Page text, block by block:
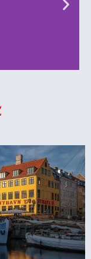
מציאת
לחצו
פה!